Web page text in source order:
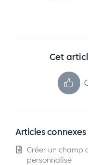
Cet
Articles connexes
Créer un champ
personnalisé